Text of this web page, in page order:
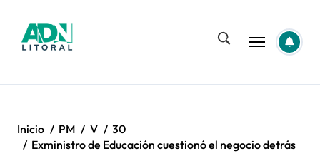
contenido
Inicio PM V
30
Exministro de Educación cuestionó el negocio detrás